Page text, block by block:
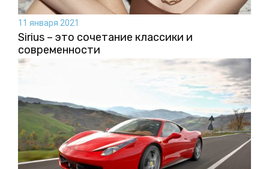
11 января 2021
Sirius – это сочетание классики и
современности